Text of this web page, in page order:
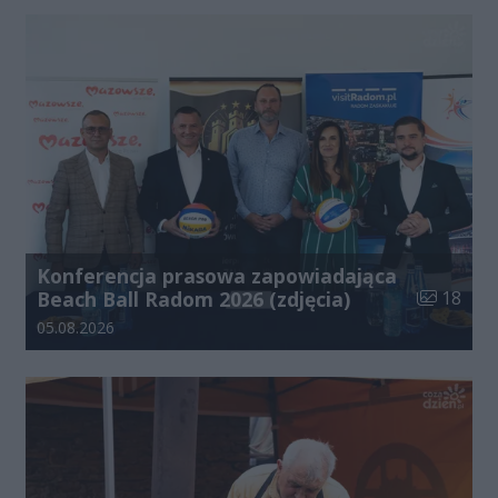
Konferencja prasowa zapowiadająca
Beach Ball Radom 2026 (zdjęcia)
Liczba
18
Data dodania galerii:
05.08.2026